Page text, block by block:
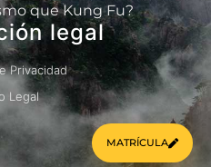
que Kung Fu?
legal
Privacidad
Legal
MATRÍCULA